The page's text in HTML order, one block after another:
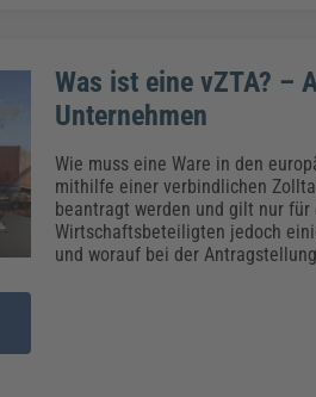
Was ist eine vZTA? –
Unternehmen
Wie muss eine Ware in den
mithilfe einer verbindlichen
beantragt werden und gilt nur
Wirtschaftsbeteiligten jedoch
und worauf bei der